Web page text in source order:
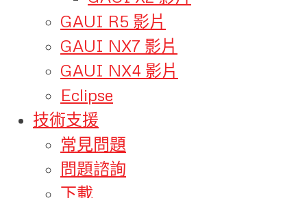
GAUI R5 影片
GAUI NX7 影片
GAUI NX4 影片
Eclipse
技術支援
常見問題
問題諮詢
下載